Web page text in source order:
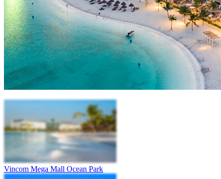
Vincom Mega Mall Ocean Park